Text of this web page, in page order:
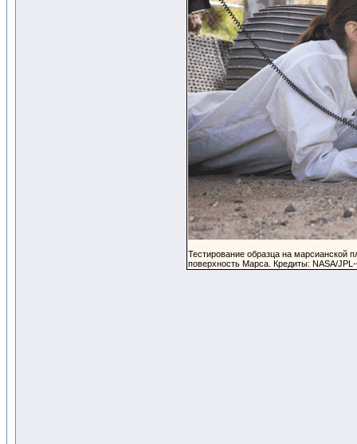
Тестирование образца на марсианской
поверхность Марса. Кредиты: NASA/